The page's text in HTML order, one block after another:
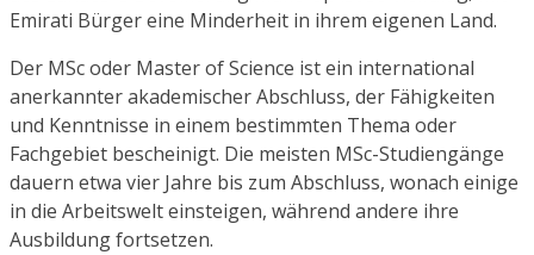
Emirati Bürger eine Minderheit in ihrem eigenen Land.
Der MSc oder Master of Science ist ein international
anerkannter akademischer Abschluss, der Fähigkeiten
und Kenntnisse in einem bestimmten Thema oder
Fachgebiet bescheinigt. Die meisten MSc-Studiengänge
dauern etwa vier Jahre bis zum Abschluss, wonach einige
in die Arbeitswelt einsteigen, während andere ihre
Ausbildung fortsetzen.